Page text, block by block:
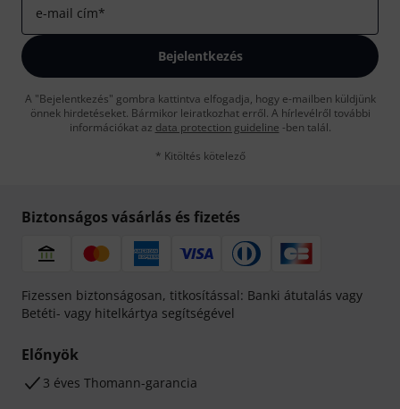
e-mail cím*
Bejelentkezés
A "Bejelentkezés" gombra kattintva elfogadja, hogy e-mailben küldjünk
önnek hirdetéseket. Bármikor leiratkozhat erről. A hírlevélről további
információkat az data protection guideline -ben talál.
* Kitöltés kötelező
Biztonságos vásárlás és fizetés
Fizessen biztonságosan, titkosítással: Banki átutalás vagy
Betéti- vagy hitelkártya segítségével
Előnyök
3 éves Thomann-garancia